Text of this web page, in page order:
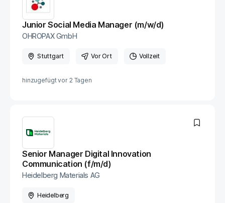
Junior Social Media Manager (m/w/d)
OHROPAX GmbH
Stuttgart Vor Ort Vollzeit
hinzugefügt vor 2 Tagen
Senior Manager Digital Innovation
Communication (f/m/d)
Heidelberg Materials AG
Heidelberg